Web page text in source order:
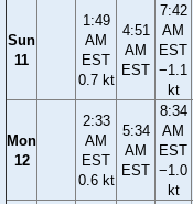
Sun
11
1:49
AM
EST
0.7 kt
4:51
AM
EST
7:42
AM
EST
−1.1
kt
Mon
12
2:33
AM
EST
0.6 kt
5:34
AM
EST
8:34
AM
EST
−1.0
kt